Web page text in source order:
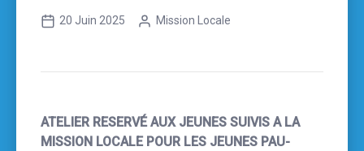
20 Juin 2025 Mission Locale
ATELIER RESERVÉ AUX JEUNES SUIVIS A LA
MISSION LOCALE POUR LES JEUNES PAU-